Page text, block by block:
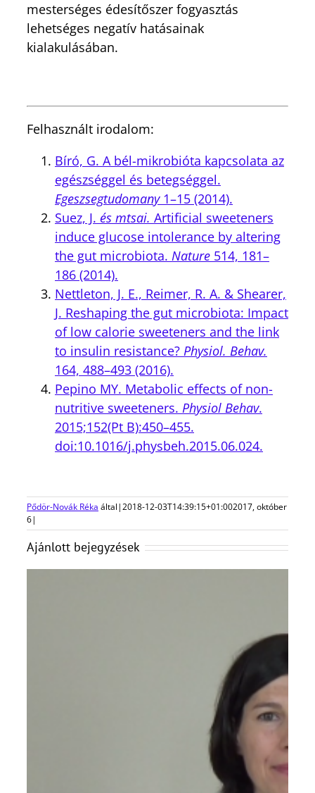
mesterséges édesítőszer fogyasztás
lehetséges negatív hatásainak
kialakulásában.
Felhasznált irodalom:
Bíró, G. A bél-mikrobióta kapcsolata az
egészséggel és betegséggel.
Egeszsegtudomany1–15 (2014).
Suez, J. és mtsai. Artificial sweeteners
induce glucose intolerance by altering
the gut microbiota. Nature 514, 181–
186 (2014).
Nettleton, J. E., Reimer, R. A. & Shearer,
J. Reshaping the gut microbiota: Impact
of low calorie sweeteners and the link
to insulin resistance? Physiol. Behav.
164, 488–493 (2016).
Pepino MY. Metabolic effects of non-
nutritive sweeteners. Physiol Behav.
2015;152(Pt B):450–455.
doi:10.1016/j.physbeh.2015.06.024.
Pődör-Novák Réka által|2018-12-03T14:39:15+01:002017, október
6|
Ajánlott bejegyzések